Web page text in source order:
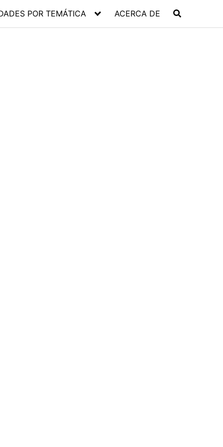
POR TEMÁTICA ACERCA DE